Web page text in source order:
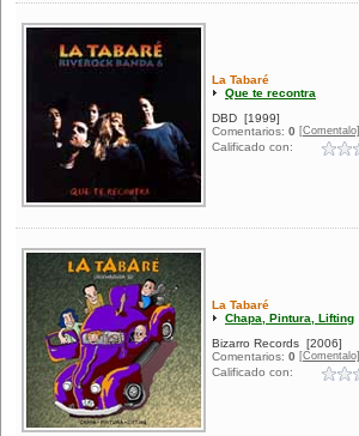
La Tabaré
Que te recontra
DBD [1999]
Comentarios: 0 [Comentalo]
Calificado con:
La Tabaré
Chapa, Pintura, Lifting
Bizarro Records [2006]
Comentarios: 0 [Comentalo]
Calificado con: